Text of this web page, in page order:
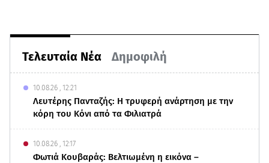
Τελευταία Νέα Δημοφιλή
10.08.26 , 12:21
Λευτέρης Πανταζής: Η τρυφερή ανάρτηση με την
κόρη του Κόνι από τα Φιλιατρά
10.08.26 , 12:17
Φωτιά Κουβαράς: Βελτιωμένη η εικόνα –